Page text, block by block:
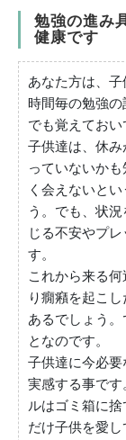
勉強の進み
健康です
あなた方は、
時間毎の勉強の
でも覚えておい
子供達は、休
っていないか
く会えないと
う。でも、状
じる不安やプ
す。
これから来る
り癇癪を起こ
あるでしょう
となのです。
子供達に今必
実感する事で
ルはゴミ箱に
だけ子供を愛